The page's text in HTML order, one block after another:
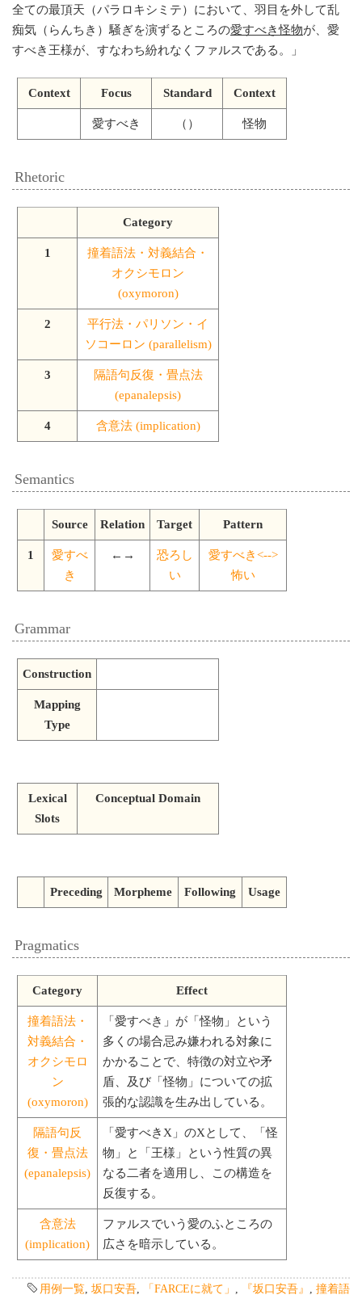
全ての最頂天（パラロキシミテ）において、羽目を外して乱
痴気（らんちき）騒ぎを演ずるところの愛すべき怪物が、愛
すべき王様が、すなわち紛れなくファルスである。
」
Context Focus Standard Context
愛すべき （） 怪物
Rhetoric
Category
1
撞着語法・対義結合・
オクシモロン
(oxymoron)
2
平行法・パリソン・イ
ソコーロン (parallelism)
3
隔語句反復・畳点法
(epanalepsis)
4 含意法 (implication)
Semantics
Source Relation Target Pattern
1
愛すべ
き
←→
恐ろし
い
愛すべき<-->
怖い
Grammar
Construction
Mapping
Type
Lexical
Slots
Conceptual Domain
Preceding Morpheme Following Usage
Pragmatics
Category Effect
撞着語法・
対義結合・
オクシモロ
ン
(oxymoron)
「愛すべき」が「怪物」という
多くの場合忌み嫌われる対象に
かかることで、特徴の対立や矛
盾、及び「怪物」についての拡
張的な認識を生み出している。
隔語句反
復・畳点法
(epanalepsis)
「愛すべきX」のXとして、「怪
物」と「王様」という性質の異
なる二者を適用し、この構造を
反復する。
含意法
(implication)
ファルスでいう愛のふところの
広さを暗示している。
用例一覧 坂口安吾 「FARCEに就て」 『坂口安吾』 撞着語